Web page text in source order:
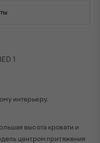
1
интерьеру.
высота кровати и
центром притяжения